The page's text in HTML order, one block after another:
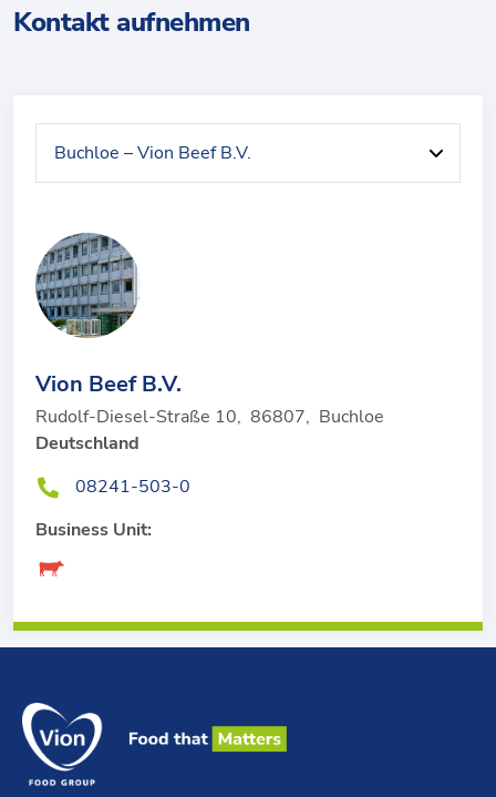
Kontakt aufnehmen
Vion Beef B.V.
Rudolf-Diesel-Straße 10, 86807, Buchloe
Deutschland
08241-503-0
Business Unit: